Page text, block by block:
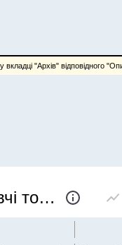
"Архів" відповідного
Зміни цін (тарифів) на споживчі товари (послуги)